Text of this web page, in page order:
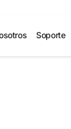
Soporte